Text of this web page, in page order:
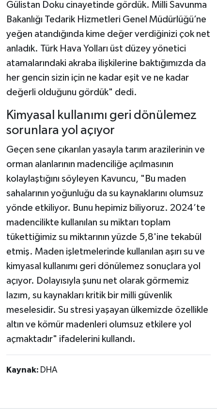
Gülistan Doku cinayetinde gördük. Milli Savunma
Bakanlığı Tedarik Hizmetleri Genel Müdürlüğü’ne
yeğen atandığında kime değer verdiğinizi çok net
anladık. Türk Hava Yolları üst düzey yönetici
atamalarındaki akraba ilişkilerine baktığımızda da
her gencin sizin için ne kadar eşit ve ne kadar
değerli olduğunu gördük" dedi.
Kimyasal kullanımı geri dönülemez
sorunlara yol açıyor
Geçen sene çıkarılan yasayla tarım arazilerinin ve
orman alanlarının madenciliğe açılmasının
kolaylaştığını söyleyen Kavuncu, "Bu maden
sahalarının yoğunluğu da su kaynaklarını olumsuz
yönde etkiliyor. Bunu hepimiz biliyoruz. 2024’te
madencilikte kullanılan su miktarı toplam
tükettiğimiz su miktarının yüzde 5,8'ine tekabül
etmiş. Maden işletmelerinde kullanılan aşırı su ve
kimyasal kullanımı geri dönülemez sonuçlara yol
açıyor. Dolayısıyla şunu net olarak görmemiz
lazım, su kaynakları kritik bir milli güvenlik
meselesidir. Su stresi yaşayan ülkemizde özellikle
altın ve kömür madenleri olumsuz etkilere yol
açmaktadır" ifadelerini kullandı.
Kaynak: DHA